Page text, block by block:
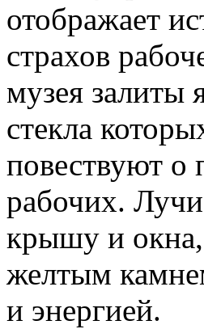
отображает
страхов
музея залиты
стекла
повествуют о
рабочих.
крышу и окна,
желтым
и энергией.